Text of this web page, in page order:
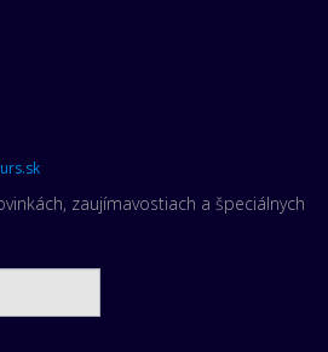
zaujímavostiach a špeciálnych